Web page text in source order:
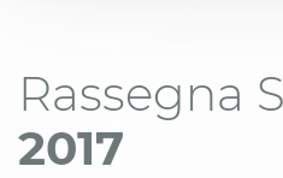
Rassegna
2017